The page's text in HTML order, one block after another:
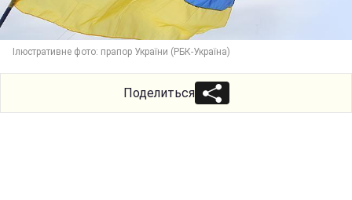
Ілюстративне фото: прапор України (РБК-Україна)
Поделиться